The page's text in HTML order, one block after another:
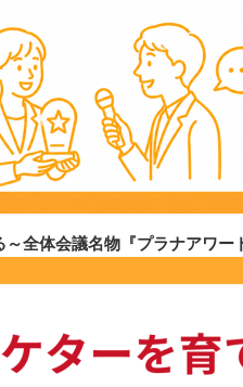
全体会議名物『プラナアワー